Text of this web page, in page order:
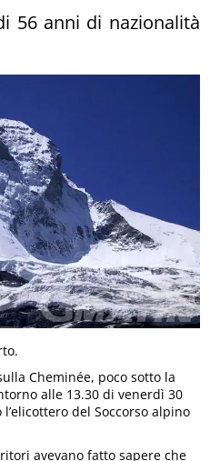
56 anni di nazionalità
Cheminée, poco sotto la
alle 13.30 di venerdì 30
del Soccorso alpino
avevano fatto sapere che